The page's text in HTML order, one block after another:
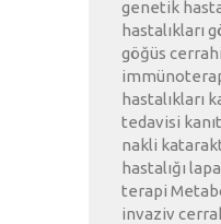
genetik
hastalıkları
göğüs
hastalıkları
tedavisi
nakli
hastalığı
terapi
invaziv